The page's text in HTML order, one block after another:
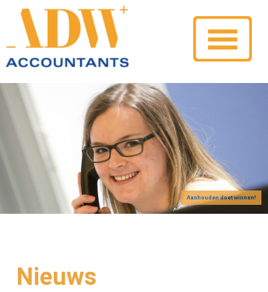
Aanhouden doet winnen!
Nieuws